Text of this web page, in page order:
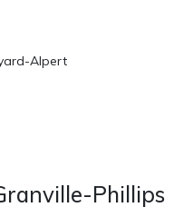
Alpert
Phillips